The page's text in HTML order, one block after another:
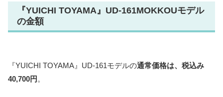
『YUICHI TOYAMA』UD-161MOKKOUモデル
の金額
『YUICHI TOYAMA』UD-161モデルの通常価格は、税込み
40,700円。